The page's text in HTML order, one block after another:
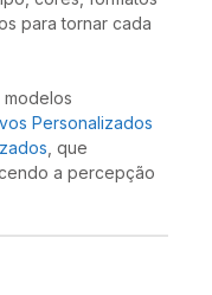
para tornar cada
modelos
Personalizados
, que
a percepção